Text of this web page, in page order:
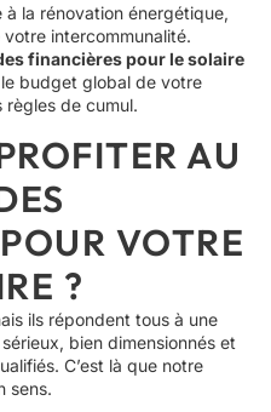
la rénovation énergétique,
intercommunalité.
financières pour le solaire
budget global de votre
règles de cumul.
AU
VOTRE
?
ils répondent tous à une
bien dimensionnés et
C’est là que notre
sens.